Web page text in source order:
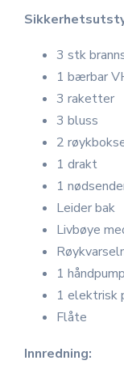
3 stk
1 bærbar
3 raketter
3 bluss
2
1 drakt
1
Leider bak
Livbøye
1
1 elektrisk
Flåte
Innredning: